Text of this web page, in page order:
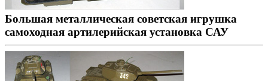
Большая металлическая советская игрушка
самоходная артилерийская установка САУ